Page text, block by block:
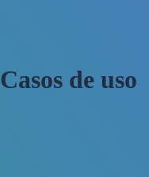
Casos de uso